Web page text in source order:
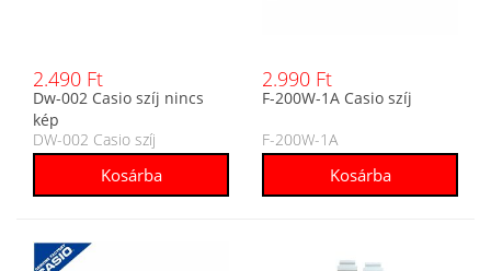
2.490 Ft
Dw-002 Casio szíj nincs
kép
DW-002 Casio szíj
2.990 Ft
F-200W-1A Casio szíj
F-200W-1A